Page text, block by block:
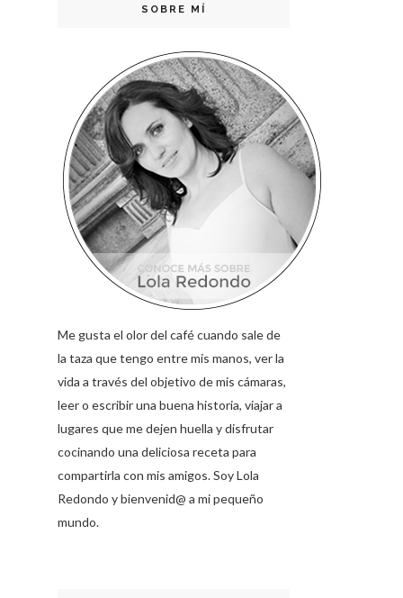
SOBRE MÍ
Me gusta el olor del café cuando sale de
la taza que tengo entre mis manos, ver la
vida a través del objetivo de mis cámaras,
leer o escribir una buena historia, viajar a
lugares que me dejen huella y disfrutar
cocinando una deliciosa receta para
compartirla con mis amigos. Soy Lola
Redondo y bienvenid@ a mi pequeño
mundo.